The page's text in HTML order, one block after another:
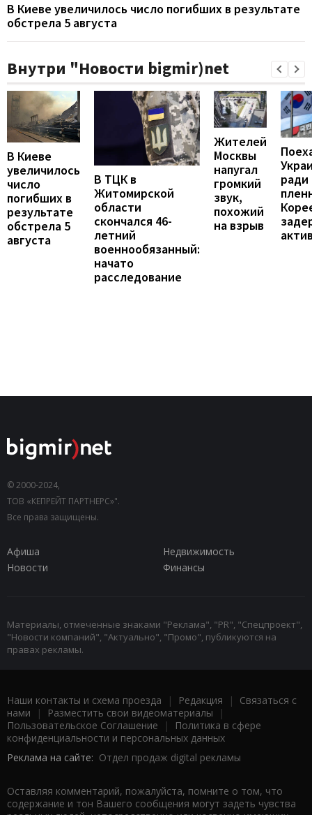
В Киеве увеличилось число погибших в результате
обстрела 5 августа
Внутри "Новости bigmir)net
В Киеве
увеличилось
число
погибших в
результате
обстрела 5
августа
В ТЦК в
Житомирской
области
скончался 46-
летний
военнообязанный:
начато
расследование
Жителей
Москвы
напугал
громкий
звук,
похожий
на взрыв
ради
© 2000-2024,
ТОВ «КЕПРЕЙТ ПАРТНЕРС»".
Все права защищены.
Афиша
Недвижимость
Новости
Финансы
Материалы, отмеченные знаками "Реклама", "PR", "Спецпроект",
"Новости компаний", "Актуально", "Промо", публикуются на
правах рекламы.
Наши контакты и схема проезда | Редакция | Связаться с
нами | Разместить свои видеоматериалы |
Пользовательское Соглашение |
Политика в сфере
конфиденциальности и персональных данных
Реклама на сайте: Отдел продаж digital рекламы
Оставляя комментарий, пожалуйста, помните о том, что
содержание и тон Вашего сообщения могут задеть чувства